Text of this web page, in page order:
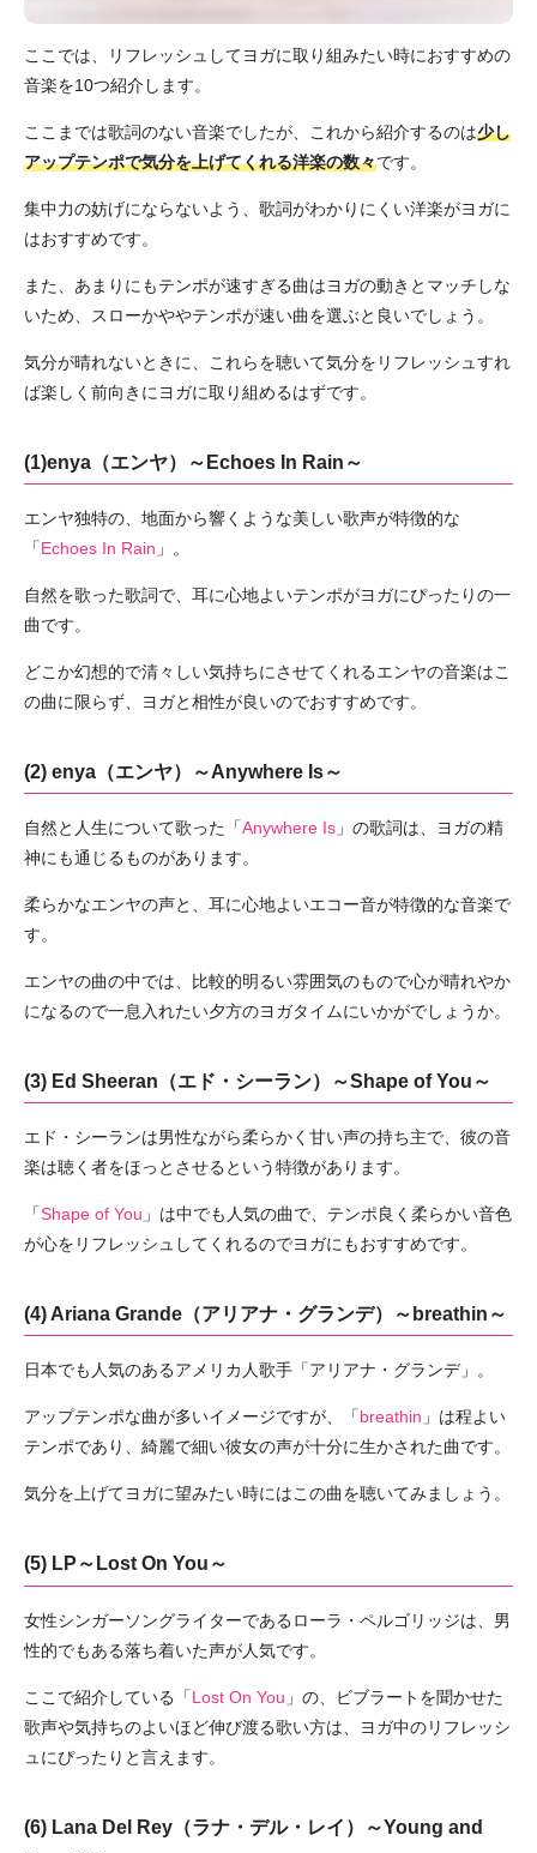
ここでは、リフレッシュしてヨガに取り組みたい時におすすめの
音楽を10つ紹介します。
ここまでは歌詞のない音楽でしたが、これから紹介するのは少し
アップテンポで気分を上げてくれる洋楽の数々です。
集中力の妨げにならないよう、歌詞がわかりにくい洋楽がヨガに
はおすすめです。
また、あまりにもテンポが速すぎる曲はヨガの動きとマッチしな
いため、スローかややテンポが速い曲を選ぶと良いでしょう。
気分が晴れないときに、これらを聴いて気分をリフレッシュすれ
ば楽しく前向きにヨガに取り組めるはずです。
(1)enya（エンヤ）～Echoes In Rain～
エンヤ独特の、地面から響くような美しい歌声が特徴的な
「Echoes In Rain 」。
自然を歌った歌詞で、耳に心地よいテンポがヨガにぴったりの一
曲です。
どこか幻想的で清々しい気持ちにさせてくれるエンヤの音楽はこ
の曲に限らず、ヨガと相性が良いのでおすすめです。
(2) enya（エンヤ）～Anywhere Is～
自然と人生について歌った「Anywhere Is 」の歌詞は、ヨガの精
神にも通じるものがあります。
柔らかなエンヤの声と、耳に心地よいエコー音が特徴的な音楽で
す。
エンヤの曲の中では、比較的明るい雰囲気のもので心が晴れやか
になるので一息入れたい夕方のヨガタイムにいかがでしょうか。
(3) Ed Sheeran（エド・シーラン）～Shape of You～
エド・シーランは男性ながら柔らかく甘い声の持ち主で、彼の音
楽は聴く者をほっとさせるという特徴があります。
「Shape of You 」は中でも人気の曲で、テンポ良く柔らかい音色
が心をリフレッシュしてくれるのでヨガにもおすすめです。
(4) Ariana Grande（アリアナ・グランデ）～breathin～
日本でも人気のあるアメリカ人歌手「アリアナ・グランデ」。
アップテンポな曲が多いイメージですが、「breathin 」は程よい
テンポであり、綺麗で細い彼女の声が十分に生かされた曲です。
気分を上げてヨガに望みたい時にはこの曲を聴いてみましょう。
(5) LP～Lost On You～
女性シンガーソングライターであるローラ・ペルゴリッジは、男
性的でもある落ち着いた声が人気です。
ここで紹介している「Lost On You 」の、ビブラートを聞かせた
歌声や気持ちのよいほど伸び渡る歌い方は、ヨガ中のリフレッシ
ュにぴったりと言えます。
(6) Lana Del Rey（ラナ・デル・レイ）～Young and